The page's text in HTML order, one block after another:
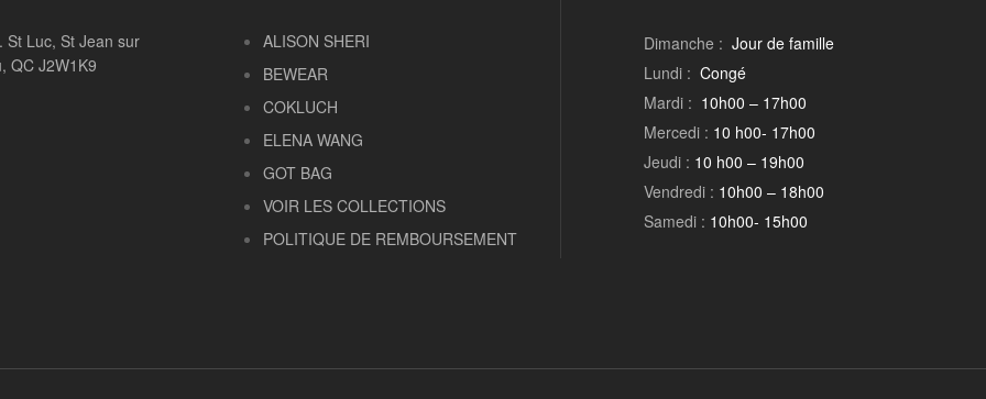
St Luc, St Jean sur
QC J2W1K9
ALISON SHERI
BEWEAR
COKLUCH
ELENA WANG
GOT BAG
VOIR LES COLLECTIONS
POLITIQUE DE REMBOURSEMENT
Dimanche : Jour de famille
Lundi : Congé
Mardi : 10h00 – 17h00
Mercedi : 10 h00- 17h00
Jeudi : 10 h00 – 19h00
Vendredi : 10h00 – 18h00
Samedi : 10h00- 15h00